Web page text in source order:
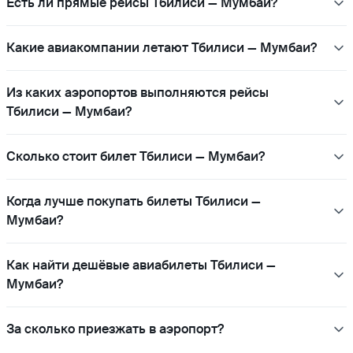
Какие авиакомпании летают Тбилиси — Мумбаи?
Из каких аэропортов выполняются рейсы
Тбилиси — Мумбаи?
Сколько стоит билет Тбилиси — Мумбаи?
Когда лучше покупать билеты Тбилиси —
Мумбаи?
Как найти дешёвые авиабилеты Тбилиси —
Мумбаи?
За сколько приезжать в аэропорт?